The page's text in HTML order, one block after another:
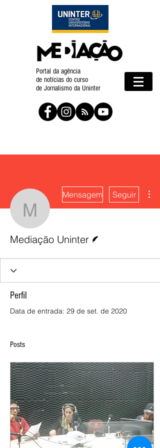
Portal da agência
de notícias do curso
de Jornalismo da Uninter
Mediação Uninter
Mensagem Seguir
Mediação Uninter
Perfil
Data de entrada: 29 de set. de 2020
Posts